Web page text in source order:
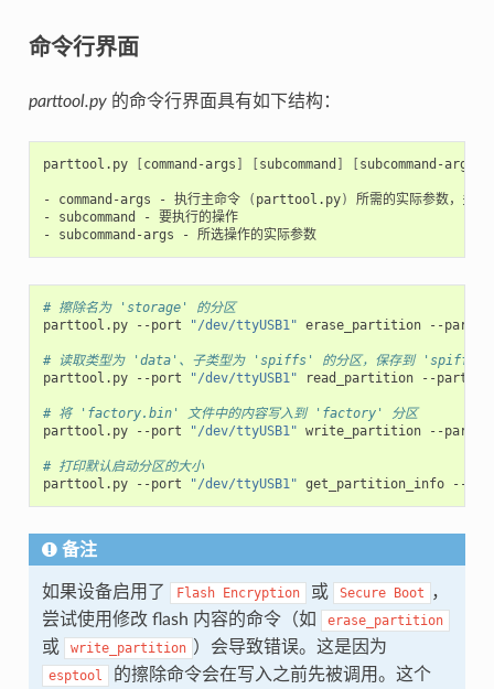
命令行界面
parttool.py的命令行界面具有如下结构：
parttool.py [command-args ] [subcommand ] [subcommand-args
- command-args - 执行主命令 ( parttool.py)
所需的实际参数，多与
-
subcommand - 要执行的操作
-
subcommand-args - 所选操作的实际参数
# 擦除名为 'storage' 的分区
parttool.py
--port "/dev/ttyUSB1" erase_partition --
# 读取类型为 'data'、子类型为 'spiffs' 的分区，保存到
parttool.py
--port "/dev/ttyUSB1" read_partition --
# 将 'factory.bin' 文件中的内容写入到 'factory' 分区
parttool.py
--port "/dev/ttyUSB1" write_partition --
# 打印默认启动分区的大小
parttool.py
--port "/dev/ttyUSB1" get_partition_info --
备注
如果设备启用了 Flash Encryption 或 Secure Boot
，
尝试使用修改 flash 内容的命令（如
erase_partition
或 write_partition ）会导致错误。这是因为
esptool
的擦除命令会在写入之前先被调用。这个